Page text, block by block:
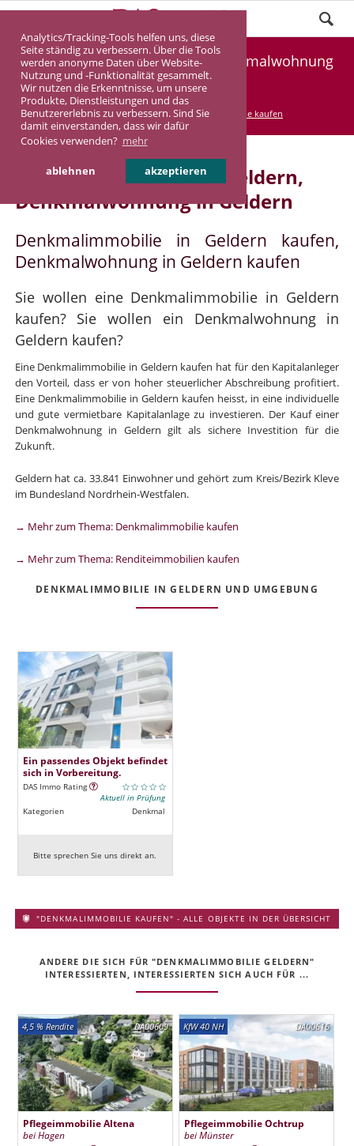
Analytics/Tracking-Tools helfen uns, diese
Seite ständig zu verbessern. Über die Tools
werden anonyme Daten über Website-
Nutzung und -Funktionalität gesammelt.
Wir nutzen die Erkenntnisse, um unsere
Produkte, Dienstleistungen und das
Benutzererlebnis zu verbessern. Sind Sie
damit einverstanden, dass wir dafür
Cookies verwenden? mehr
ablehnen akzeptieren
Denkmalimmobilie Geldern, Denkmalwohnung
Geldern
DASINVEST Service Denkmalimmobilie kaufen
Denkmalimmobilie in Geldern,
Denkmalwohnung in Geldern
Denkmalimmobilie in Geldern kaufen,
Denkmalwohnung in Geldern kaufen
Sie wollen eine Denkmalimmobilie in Geldern
kaufen? Sie wollen ein Denkmalwohnung in
Geldern kaufen?
Eine Denkmalimmobilie in Geldern kaufen hat für den Kapitalanleger
den Vorteil, dass er von hoher steuerlicher Abschreibung profitiert.
Eine Denkmalimmobilie in Geldern kaufen heisst, in eine individuelle
und gute vermietbare Kapitalanlage zu investieren. Der Kauf einer
Denkmalwohnung in Geldern gilt als sichere Investition für die
Zukunft.
Geldern hat ca. 33.841 Einwohner und gehört zum Kreis/Bezirk Kleve
im Bundesland Nordrhein-Westfalen.
→ Mehr zum Thema: Denkmalimmobilie kaufen
→ Mehr zum Thema: Renditeimmobilien kaufen
DENKMALIMMOBILIE IN GELDERN UND UMGEBUNG
Ein passendes Objekt befindet
sich in Vorbereitung.
DAS Immo Rating
Aktuell in Prüfung
Kategorien
Denkmal
Bitte sprechen Sie uns direkt an.
"DENKMALIMMOBILIE KAUFEN" - ALLE OBJEKTE IN DER ÜBERSICHT
ANDERE DIE SICH FÜR "DENKMALIMMOBILIE GELDERN"
INTERESSIERTEN, INTERESSIERTEN SICH AUCH FÜR ...
DA00609
4,5 % Rendite
Pflegeimmobilie Altena
bei Hagen
DA00616
KfW 40 NH
Pflegeimmobilie Ochtrup
bei Münster